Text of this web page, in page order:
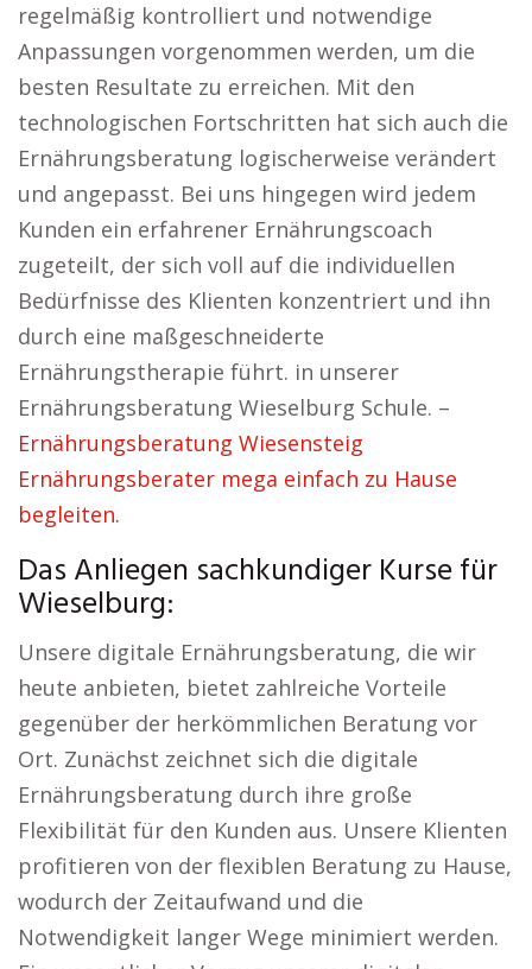
regelmäßig kontrolliert und notwendige
Anpassungen vorgenommen werden, um die
besten Resultate zu erreichen. Mit den
technologischen Fortschritten hat sich auch die
Ernährungsberatung logischerweise verändert
und angepasst. Bei uns hingegen wird jedem
Kunden ein erfahrener Ernährungscoach
zugeteilt, der sich voll auf die individuellen
Bedürfnisse des Klienten konzentriert und ihn
durch eine maßgeschneiderte
Ernährungstherapie führt. in unserer
Ernährungsberatung Wieselburg Schule. –
Ernährungsberatung Wiesensteig
Ernährungsberater mega einfach zu Hause
begleiten.
Das Anliegen sachkundiger Kurse für
Wieselburg:
Unsere digitale Ernährungsberatung, die wir
heute anbieten, bietet zahlreiche Vorteile
gegenüber der herkömmlichen Beratung vor
Ort. Zunächst zeichnet sich die digitale
Ernährungsberatung durch ihre große
Flexibilität für den Kunden aus. Unsere Klienten
profitieren von der flexiblen Beratung zu Hause,
wodurch der Zeitaufwand und die
Notwendigkeit langer Wege minimiert werden.